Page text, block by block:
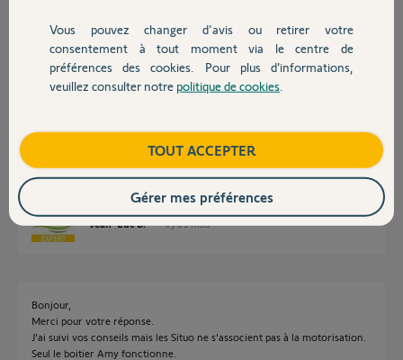
Devis avec un pro
Contact
Bonjour Françoise
On n'associe pas une télécommande à une autre télécommande. On
associe une télécommande à une motorisation.
Prenez la Situo et appuyez sur son bouton "prog" jusqu'au mouvement du
bouton "prog". La télécommande Amy est associés à la motorisation.
Bonne journée.
Jean-Luc B. il y a 3 mois
Bonjour,
Merci pour votre réponse.
J'ai suivi vos conseils mais les Situo ne s'associent pas à la motorisation.
Seul le boitier Amy fonctionne.
Vous pouvez changer d'avis ou retirer votre
consentement à tout moment via le centre de
préférences des cookies. Pour plus d’informations,
veuillez consulter notre politique de cookies
TOUT ACCEPTER
Gérer mes préférences